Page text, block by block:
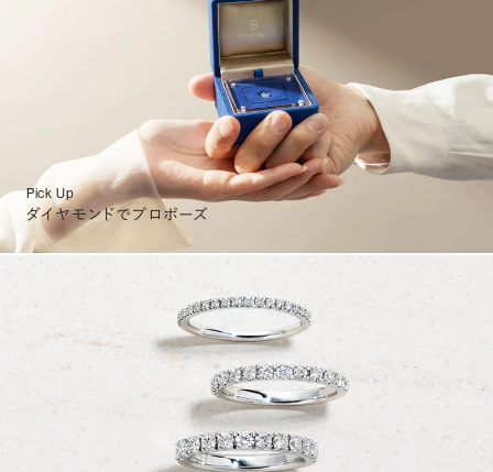
Pick Up
ダイヤモンドでプロポーズ